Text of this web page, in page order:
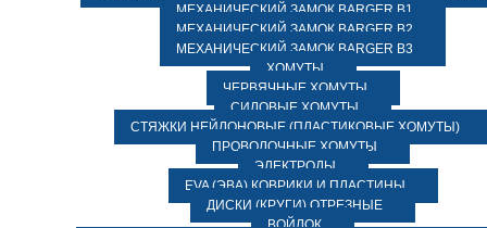
МЕХАНИЧЕСКИЙ ЗАМОК BARGER B1
МЕХАНИЧЕСКИЙ ЗАМОК BARGER B2
МЕХАНИЧЕСКИЙ ЗАМОК BARGER B3
ХОМУТЫ
ЧЕРВЯЧНЫЕ ХОМУТЫ
СИЛОВЫЕ ХОМУТЫ
СТЯЖКИ НЕЙЛОНОВЫЕ (ПЛАСТИКОВЫЕ ХОМУТЫ)
ПРОВОЛОЧНЫЕ ХОМУТЫ
ЭЛЕКТРОДЫ
EVA (ЭВА) КОВРИКИ И ПЛАСТИНЫ
ДИСКИ (КРУГИ) ОТРЕЗНЫЕ
ВОЙЛОК